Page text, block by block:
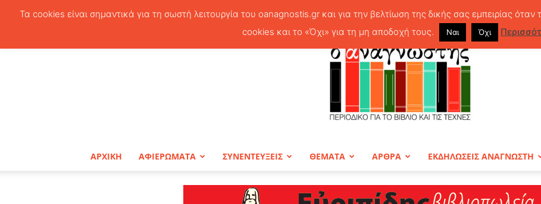
ΑΡΧΙΚΗ ΑΦΙΕΡΩΜΑΤΑ ΣΥΝΕΝΤΕΥΞΕΙΣ ΘΕΜΑΤΑ ΑΡΘΡΑ ΕΚΔΗΛΩΣΕΙΣ ΑΝΑΓΝΩΣΤΗ
Τα cookies είναι σημαντικά για τη σωστή λειτουργία του oanagnostis.gr και για την βελτίωση της δικής σας εμπειρίας
cookies και το «Όχι» για τη μη αποδοχή τους.
Ναι Όχι